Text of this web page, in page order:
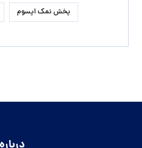
پخش نمک اپسوم